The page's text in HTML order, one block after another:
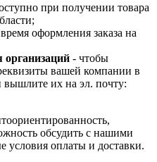
при получении товара
оформления заказа на
организаций - чтобы
вашей компании в
вышлите их на эл. почту:
обсудить с нашими
условия оплаты и доставки.